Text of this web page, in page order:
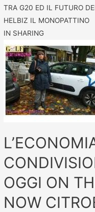
TRA G20 ED IL FUTURO
HELBIZ IL MONOPATTINO
IN SHARING
OGGI ON
NOW